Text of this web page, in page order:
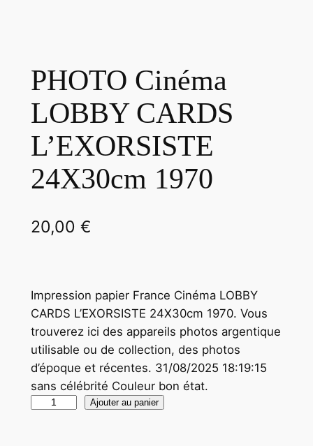
PHOTO Cinéma
LOBBY CARDS
L’EXORSISTE
24X30cm 1970
20,00 €
Impression papier France Cinéma LOBBY
CARDS L’EXORSISTE 24X30cm 1970. Vous
trouverez ici des appareils photos argentique
utilisable ou de collection, des photos
d’époque et récentes. 31/08/2025 18:19:15
sans célébrité Couleur bon état.
Ajouter au panier